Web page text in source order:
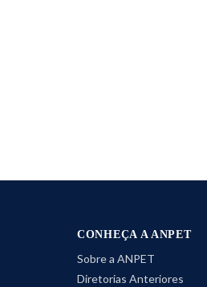
CONHEÇA A ANPET
Sobre a ANPET
Diretorias Anteriores